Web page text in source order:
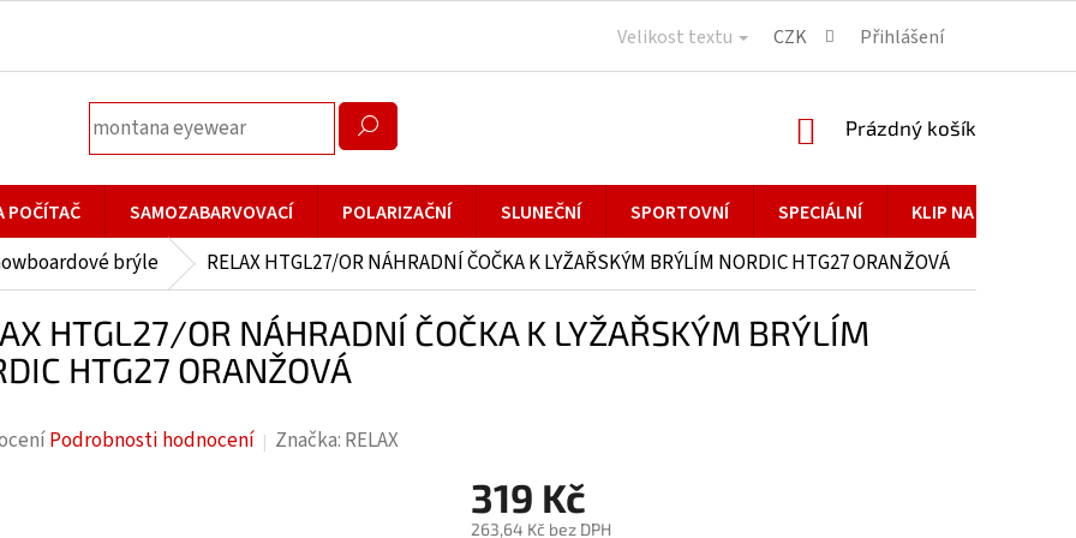
Velikost textu CZK Přihlášení
NÁKUPNÍ
Prázdný košík
POČÍTAČ SAMOZABARVOVACÍ POLARIZAČNÍ SLUNEČNÍ SPORTOVNÍ SPECIÁLNÍ KLIP NA BRÝLE
brýle RELAX HTGL27/OR NÁHRADNÍ ČOČKA K LYŽAŘSKÝM BRÝLÍM NORDIC HTG27 ORANŽOVÁ
HTGL27/OR NÁHRADNÍ ČOČKA K LYŽAŘSKÝM BRÝLÍM
HTG27 ORANŽOVÁ
Podrobnosti hodnocení Značka: RELAX
319 Kč
263,64 Kč bez DPH